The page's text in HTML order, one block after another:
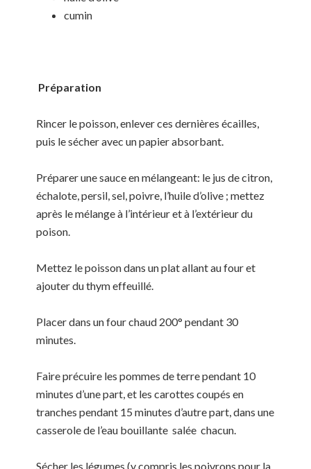
cumin
Préparation
Rincer le poisson, enlever ces dernières écailles,
puis le sécher avec un papier absorbant.
Préparer une sauce en mélangeant: le jus de citron,
échalote, persil, sel, poivre, l’huile d’olive ; mettez
après le mélange à l’intérieur et à l’extérieur du
poison.
Mettez le poisson dans un plat allant au four et
ajouter du thym effeuillé.
Placer dans un four chaud 200° pendant 30
minutes.
Faire précuire les pommes de terre pendant 10
minutes d’une part, et les carottes coupés en
tranches pendant 15 minutes d’autre part, dans une
casserole de l’eau bouillante salée chacun.
Sécher les légumes (y compris les poivrons pour la